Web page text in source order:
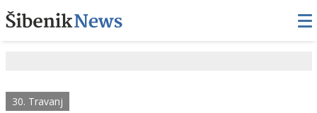
30. Travanj